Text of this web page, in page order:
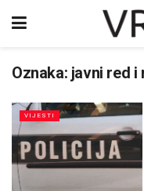
Oznaka: javni red i
VIJESTI